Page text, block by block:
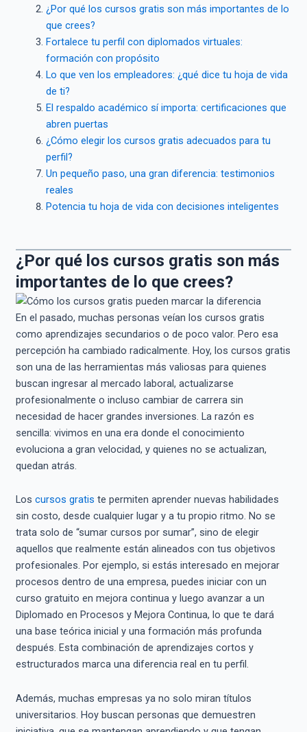
¿Por qué los cursos gratis son más importantes de lo
que crees?
Fortalece tu perfil con diplomados virtuales:
formación con propósito
Lo que ven los empleadores: ¿qué dice tu hoja de vida
de ti?
El respaldo académico sí importa: certificaciones que
abren puertas
¿Cómo elegir los cursos gratis adecuados para tu
perfil?
Un pequeño paso, una gran diferencia: testimonios
reales
Potencia tu hoja de vida con decisiones inteligentes
¿Por qué los cursos gratis son más
importantes de lo que crees?
En el pasado, muchas personas veían los cursos gratis
como aprendizajes secundarios o de poco valor. Pero esa
percepción ha cambiado radicalmente. Hoy, los cursos gratis
son una de las herramientas más valiosas para quienes
buscan ingresar al mercado laboral, actualizarse
profesionalmente o incluso cambiar de carrera sin
necesidad de hacer grandes inversiones. La razón es
sencilla: vivimos en una era donde el conocimiento
evoluciona a gran velocidad, y quienes no se actualizan,
quedan atrás.
Los cursos gratis te permiten aprender nuevas habilidades
sin costo, desde cualquier lugar y a tu propio ritmo. No se
trata solo de “sumar cursos por sumar”, sino de elegir
aquellos que realmente están alineados con tus objetivos
profesionales. Por ejemplo, si estás interesado en mejorar
procesos dentro de una empresa, puedes iniciar con un
curso gratuito en mejora continua y luego avanzar a un
Diplomado en Procesos y Mejora Continua, lo que te dará
una base teórica inicial y una formación más profunda
después. Esta combinación de aprendizajes cortos y
estructurados marca una diferencia real en tu perfil.
Además, muchas empresas ya no solo miran títulos
universitarios. Hoy buscan personas que demuestren